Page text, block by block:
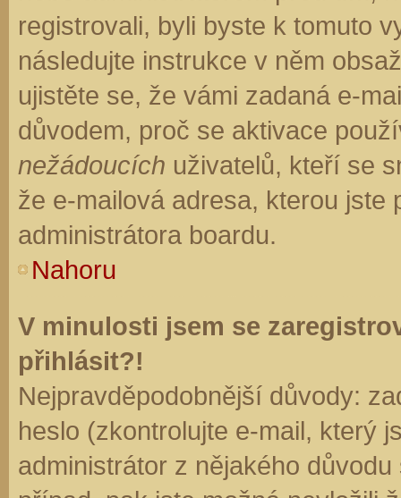
registrovali, byli byste k tomuto
následujte instrukce v něm
ujistěte se, že vámi zadaná e-
důvodem, proč se aktivace
nežádoucích uživatelů, kteří se
že e-mailová adresa, kterou jste
administrátora boardu.
Nahoru
V minulosti jsem se
přihlásit?!
Nejpravděpodobnější důvody:
heslo (zkontrolujte e-mail, který
administrátor z nějakého